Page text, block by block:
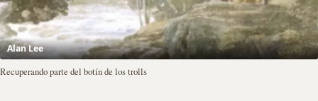
Alan Lee
Recuperando parte del botín de los trolls